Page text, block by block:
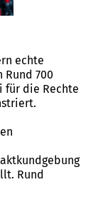
echte
700
für die Rechte
Rund